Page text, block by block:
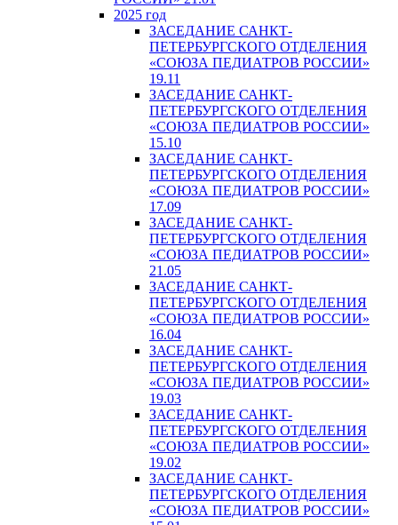
2025 год
ЗАСЕДАНИЕ САНКТ-
ПЕТЕРБУРГСКОГО ОТДЕЛЕНИЯ
«СОЮЗА ПЕДИАТРОВ РОССИИ»
19.11
ЗАСЕДАНИЕ САНКТ-
ПЕТЕРБУРГСКОГО ОТДЕЛЕНИЯ
«СОЮЗА ПЕДИАТРОВ РОССИИ»
15.10
ЗАСЕДАНИЕ САНКТ-
ПЕТЕРБУРГСКОГО ОТДЕЛЕНИЯ
«СОЮЗА ПЕДИАТРОВ РОССИИ»
17.09
ЗАСЕДАНИЕ САНКТ-
ПЕТЕРБУРГСКОГО ОТДЕЛЕНИЯ
«СОЮЗА ПЕДИАТРОВ РОССИИ»
21.05
ЗАСЕДАНИЕ САНКТ-
ПЕТЕРБУРГСКОГО ОТДЕЛЕНИЯ
«СОЮЗА ПЕДИАТРОВ РОССИИ»
16.04
ЗАСЕДАНИЕ САНКТ-
ПЕТЕРБУРГСКОГО ОТДЕЛЕНИЯ
«СОЮЗА ПЕДИАТРОВ РОССИИ»
19.03
ЗАСЕДАНИЕ САНКТ-
ПЕТЕРБУРГСКОГО ОТДЕЛЕНИЯ
«СОЮЗА ПЕДИАТРОВ РОССИИ»
19.02
ЗАСЕДАНИЕ САНКТ-
ПЕТЕРБУРГСКОГО ОТДЕЛЕНИЯ
«СОЮЗА ПЕДИАТРОВ РОССИИ»